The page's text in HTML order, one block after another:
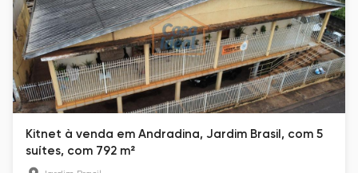
Kitnet à venda em Andradina, Jardim Brasil, com 5
suítes, com 792 m²